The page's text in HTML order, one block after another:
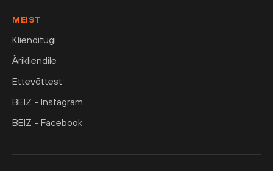
MEIST
Klienditugi
Ärikliendile
Ettevõttest
BEIZ - Instagram
BEIZ - Facebook